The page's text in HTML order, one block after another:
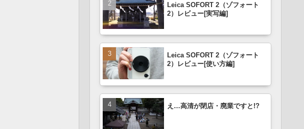
Leica SOFORT 2（ゾフォート
2）レビュー[実写編]
Leica SOFORT 2（ゾフォート
2）レビュー[使い方編]
え…高清が閉店・廃業ですと!?